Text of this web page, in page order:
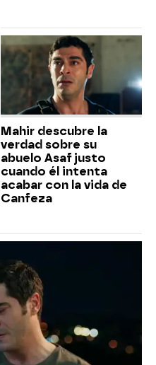
Mahir descubre la
verdad sobre su
abuelo Asaf justo
cuando él intenta
acabar con la vida de
Canfeza